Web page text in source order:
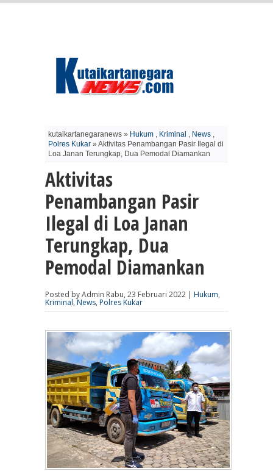
kutaikartanegaranews » Hukum , Kriminal , News ,
Polres Kukar » Aktivitas Penambangan Pasir Ilegal di
Loa Janan Terungkap, Dua Pemodal Diamankan
Aktivitas
Penambangan Pasir
Ilegal di Loa Janan
Terungkap, Dua
Pemodal Diamankan
Posted by Admin Rabu, 23 Februari 2022 | Hukum,
Kriminal,News, Polres Kukar